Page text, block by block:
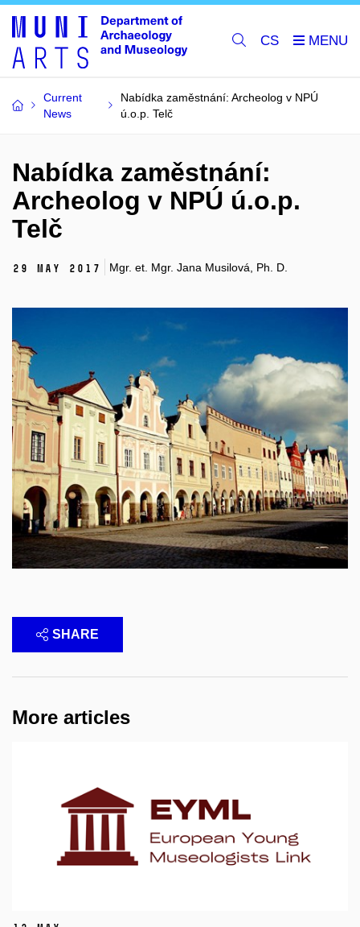
CS
Current
News
Nabídka zaměstnání: Archeolog v NPÚ
ú.o.p. Telč
Nabídka zaměstnání:
Archeolog v NPÚ ú.o.p.
Telč
29 May 2017 Mgr. et. Mgr. Jana Musilová, Ph. D.
SHARE
More articles